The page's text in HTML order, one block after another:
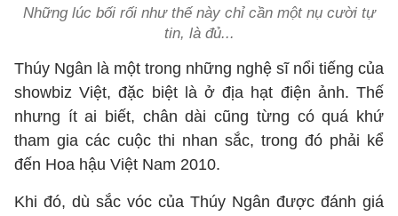
Những lúc bối rối như thế này chỉ cần một nụ cười tự
tin, là đủ...
Thúy Ngân là một trong những nghệ sĩ nổi tiếng của
showbiz Việt, đặc biệt là ở địa hạt điện ảnh. Thế
nhưng ít ai biết, chân dài cũng từng có quá khứ
tham gia các cuộc thi nhan sắc, trong đó phải kể
đến Hoa hậu Việt Nam 2010.
Khi đó, dù sắc vóc của Thúy Ngân được đánh giá